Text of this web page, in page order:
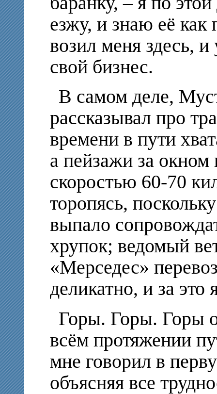
езжу, и знаю её
возил меня здесь, и
свой бизнес.
В самом деле,
рассказывал про
времени в пути
а пейзажи за окном
скоростью 60-70
торопясь,
выпало
хрупок; ведомый
«Мерседес»
деликатно, и за это
Горы. Горы. Горы
всём протяжении
мне говорил в
объясняя все